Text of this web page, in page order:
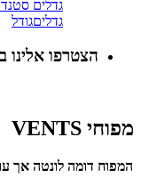
גדלים
גדליםגודל
הצטרפו אלינו
מפוחי VENTS
המפוח דומה לונטה אך